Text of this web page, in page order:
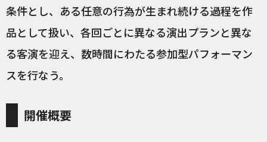
条件とし、ある任意の行為が生まれ続ける過程を作
品として扱い、各回ごとに異なる演出プランと異な
る客演を迎え、数時間にわたる参加型パフォーマン
スを行なう。
開催概要